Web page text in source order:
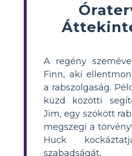
A regény
Finn, aki
a rabszolgaság.
küzd közötti
Jim, egy szökött
megszegi a
Huck